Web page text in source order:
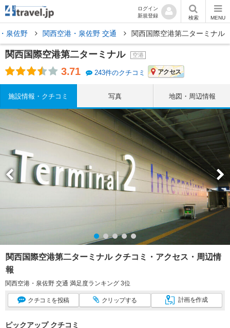
ログイン
新規登録
検索 MENU
泉佐野 関西空港・泉佐野 交通 関西国際空港第二ターミナル
関西国際空港第二ターミナル 空港
3.71 243件のクチコミ アクセス
施設情報・クチコミ 写真 地図・周辺情報
関西国際空港第二ターミナル クチコミ・アクセス・周辺情
報
関西空港・泉佐野 交通 満足度ランキング 3位
クチコミ を投稿 クリップする 計画を作成
ピックアップ クチコミ